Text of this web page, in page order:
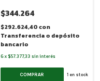
$344.264
$292.624,40con
Transferencia o depósito
bancario
6x $57.377,33 sin interés
COMPRAR 1 en stock